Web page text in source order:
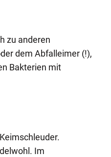
zu anderen
dem Abfalleimer (!),
Bakterien mit
Im